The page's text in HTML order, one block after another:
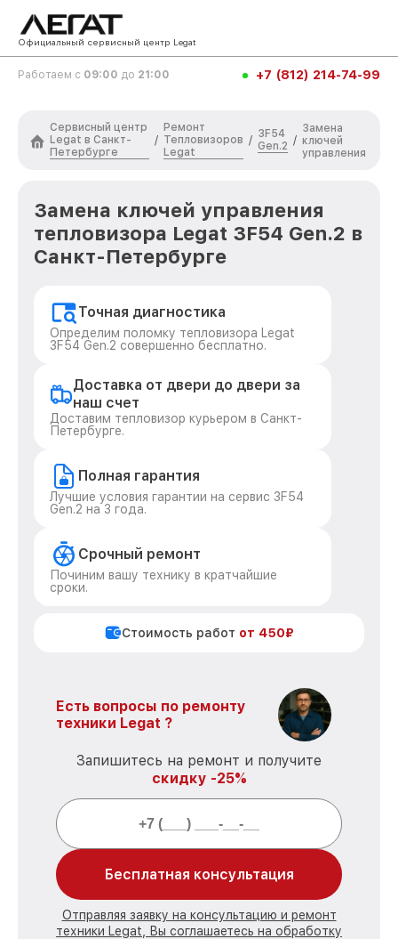
Официальный сервисный центр Legat
Работаем с 09:00 до 21:00 +7 (812) 214-74-99
Сервисный центр
Legat в Санкт-
Петербурге
/
Ремонт
Тепловизоров
Legat
/
3F54
Gen.2 /
Замена
ключей
управления
Замена ключей управления
тепловизора Legat 3F54 Gen.2 в
Санкт-Петербурге
Точная диагностика
Определим поломку тепловизора Legat
3F54 Gen.2 совершенно бесплатно.
Доставка от двери до двери за
наш счет
Доставим тепловизор курьером в Санкт-
Петербурге.
Полная гарантия
Лучшие условия гарантии на сервис 3F54
Gen.2 на 3 года.
Срочный ремонт
Починим вашу технику в кратчайшие
сроки.
Стоимость работ от 450₽
Есть вопросы по ремонту
техники Legat ?
Запишитесь на ремонт и получите
скидку -25%
Бесплатная консультация
Отправляя заявку на консультацию и ремонт
техники Legat, Вы соглашаетесь на обработку